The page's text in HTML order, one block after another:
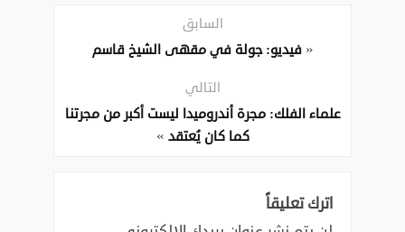
السابق
«فيديو: جولة في مقهى الشيخ قاسم
التالي
علماء الفلك: مجرة أندروميدا ليست أكبر من مجرتنا
كما كان يُعتقد »
اترك تعليقاً